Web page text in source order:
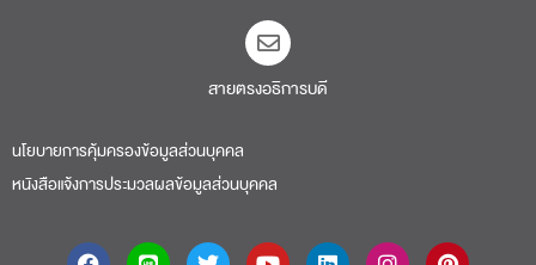
สายตรงอธิการบดี​
นโยบายการคุ้มครองข้อมูลส่วนบุคคล
หนังสือแจ้งการประมวลผลข้อมูลส่วนบุคคล